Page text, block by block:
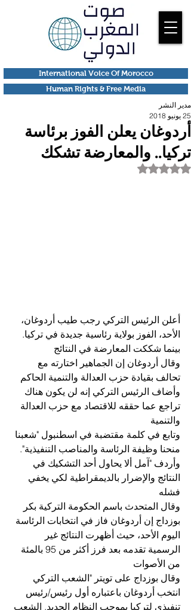
Human Rights & Free Media
International Voice Of Morocco
أردوغان يعلن الفوز برئاسة
تركيا.. والمعارضة تشكك
مدير النشر
25 يونيو 2018
تم التقييم بـ ليس رقمًا من أصل 5 نجوم.
أعلن الرئيس التركي رجب طيب أردوغان،
الأحد، الفوز بولاية رئاسية جديدة في تركيا.
بينما شككت المعارضة في النتائج
وقال أردوغان إن الجماهير اختارته مع
تحالف بقيادة حزب العدالة والتنمية الحاكم
وأضاف الرئيس التركي إنه لن يكون هناك
تراجع عما حققه للاقتصاد مع حزب العدالة
والتنمية
وتابع في كلمة مقتضبة في اسطنبول "شعبنا
منحنا وظيفة الرئاسة والمناصب التنفيذية".
وأردف "آمل ألا يحاول أحد التشكيك في
النتائج والإضرار بالديمقراطية لكي يخفي
فشله
وقال المتحدث باسم الحكومة التركية بكر
بوزداج إن أردوغان فاز في انتخابات الرئاسة
اليوم الأحد، حيث أظهرت النتائج غير
الرسمية تقدمه بعد فرز أكثر من 95 بالمئة
من الأصوات
وقال بوزداج على تويتر "الشعب التركي
انتخب أردوغان باعتباره أول رئيس/رئيس
تنفيذي لتركيا بموجب النظام الجديد. الشعب